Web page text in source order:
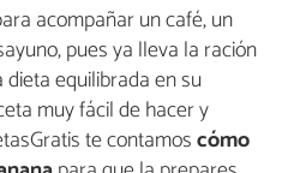
acompañar un café, un
pues ya lleva la ración
equilibrada en su
muy fácil de hacer y
te contamoscómo